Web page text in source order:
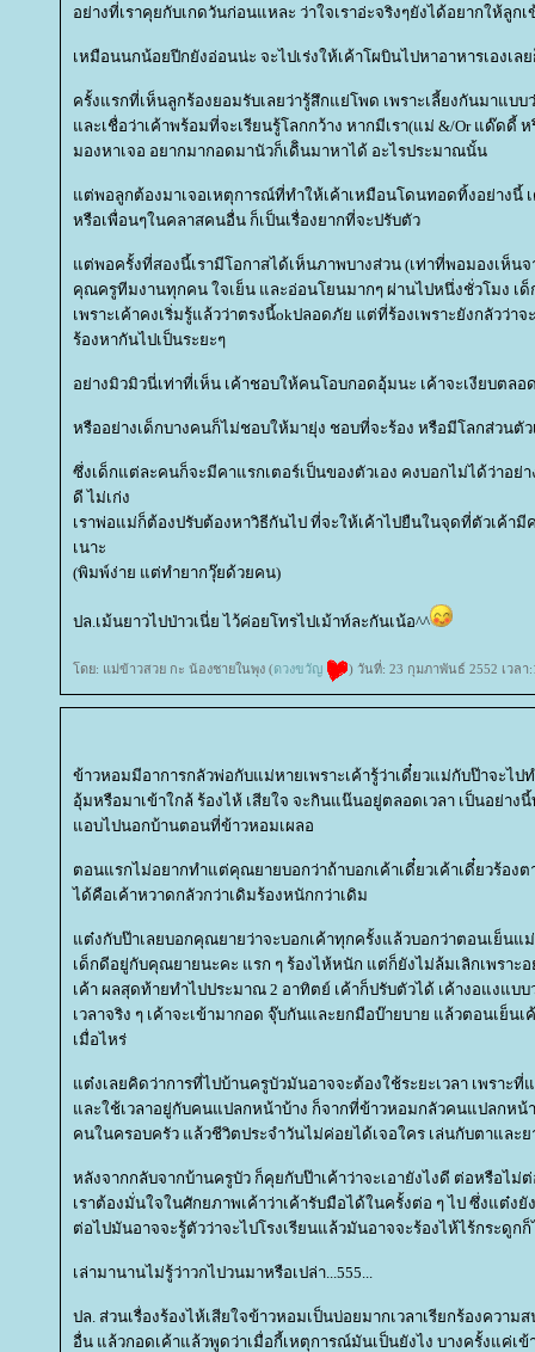
อย่างที่เราคุยกับเกดวันก่อนแหละ ว่าใจเราอ่ะจริงๆยังได้อยากให้ลู
เหมือนนกน้อยปีกยังอ่อนน่ะ จะไปเร่งให้เค้าโผบินไปหาอาหารเองเล
ครั้งแรกที่เห็นลูกร้องยอมรับเลยว่ารู้สึกแย่โพด เพราะเลี้ยงกันมาแบบ
ละเชื่อว่าเค้าพร้อมที่จะเรียนรู้โลกกว้าง หากมีเรา(แม่ &/Or แด๊ดดี้
มองหาเจอ อยากมากอดมานัวก็เดิินมาหาได้ อะไรประมาณนั้น
ต่พอลูกต้องมาเจอเหตุการณ์ที่ทำให้เค้าเหมือนโดนทอดทิ้งอย่างนี้ เ
หรือเพื่อนๆในคลาสคนอื่น ก็เป็นเรื่องยากที่จะปรับตัว
ต่พอครั้งที่สองนี้เรามีโอกาสได้เห็นภาพบางส่วน (เท่าที่พอมองเห็นจ
คุณครูทีมงานทุกคน ใจเย็น และอ่อนโยนมากๆ ผ่านไปหนึ่งชั่วโมง เด็
เพราะเค้าคงเริ่มรู้แล้วว่าตรงนี้okปลอดภัย แต่ที่ร้องเพราะยังกลัวว่า
ร้องหากันไปเป็นระยะๆ
อย่างมิวมิวนี่เท่าที่เห็น เค้าชอบให้คนโอบกอดอุ้มนะ เค้าจะเงียบต
หรืออย่างเด็กบางคนก็ไม่ชอบให้มายุ่ง ชอบที่จะร้อง หรือมีโลกส่วนตั
ซึ่งเด็กแต่ละคนก็จะมีคาแรกเตอร์เป็นของตัวเอง คงบอกไม่ได้ว่าอย่
ดี ไม่เก่ง
เราพ่อแม่ก็ต้องปรับต้องหาวิธีกันไป ที่จะให้เค้าไปยืนในจุดที่ตัวเค้า
เนาะ
(พิมพ์ง่าย แต่ทำยากวุ๊ยด้วยคน)
ปล.เม้นยาวไปป่าวเนี่ย ไว้ค่อยโทรไปเม้าท์ละกันเน้อ^^
ดย: แม่ข้าวสวย กะ น้องชายในพุง (ดวงขวัญ ) วันที่: 23 กุมภาพันธ์ 2552 เวลา
ข้าวหอมมีอาการกลัวพ่อกับแม่หายเพราะเค้ารู้ว่าเดี๋ยวแม่กับป๊าจะไ
อุ้มหรือมาเข้าใกล้ ร้องไห้ เสียใจ จะกินแน๊นอยู่ตลอดเวลา เป็นอย่า
อบไปนอกบ้านตอนที่ข้าวหอมเผลอ
ตอนแรกไม่อยากทำแต่คุณยายบอกว่าถ้าบอกเค้าเดี๋ยวเค้าเดี๋ยวร้อง
ได้คือเค้าหวาดกลัวกว่าเดิมร้องหนักกว่าเดิม
ต๋งกับป๊าเลยบอกคุณยายว่าจะบอกเค้าทุกครั้งแล้วบอกว่าตอนเย็นแ
เด็กดีอยู่กับคุณยายนะคะ แรก ๆ ร้องไห้หนัก แต่ก็ยังไม่ล้มเลิกเพราะ
เค้า ผลสุดท้ายทำไปประมาณ 2 อาทิตย์ เค้าก็ปรับตัวได้ เค้างอแงแบ
เวลาจริง ๆ เค้าจะเข้ามากอด จุ๊บกันและยกมือบ๊ายบาย แล้วตอนเย็นเ
เมื่อไหร่
ต๋งเลยคิดว่าการที่ไปบ้านครูบัวมันอาจจะต้องใช้ระยะเวลา เพราะที่
ละใช้เวลาอยู่กับคนแปลกหน้าบ้าง ก็จากที่ข้าวหอมกลัวคนแปลกหน้
คนในครอบครัว แล้วชีวิตประจำวันไม่ค่อยได้เจอใคร เล่นกับตาและย
หลังจากกลับจากบ้านครูบัว ก็คุยกับป๊าเค้าว่าจะเอายังไงดี ต่อหรือไ
เราต้องมั่นใจในศักยภาพเค้าว่าเค้ารับมือได้ในครั้งต่อ ๆ ไป ซึ่งแต๋ง
ต่อไปมันอาจจะรู้ตัวว่าจะไปโรงเรียนแล้วมันอาจจะร้องไห้ไร้กระดูก
เล่ามานานไม่รู้ว่าวกไปวนมาหรือเปล่า...555...
ปล. ส่วนเรื่องร้องไห้เสียใจข้าวหอมเป็นบ่อยมากเวลาเรียกร้องความ
อื่น แล้วกอดเค้าแล้วพูดว่าเมื่อกี้เหตุการณ์มันเป็นยังไง บางครั้งแค่เ